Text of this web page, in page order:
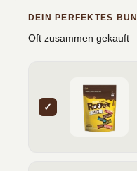
DEIN PERFEKTES
Oft zusammen gekauft
✓